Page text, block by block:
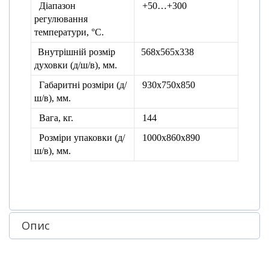
Діапазон
регулювання
температури, °С.
+50…+300
Внутрішній розмір
духовки (д/ш/в), мм.
568х565х338
Габаритні розміри (д/
ш/в), мм.
930x750x850
Вага, кг.
144
Розміри упаковки (д/
ш/в), мм.
1000х860х890
Опис